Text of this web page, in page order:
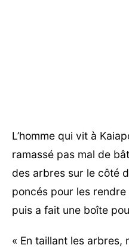
L’homme qui vit à
ramassé pas mal de
des arbres sur le côté
poncés pour les
puis a fait une boîte
« En taillant les arbres,